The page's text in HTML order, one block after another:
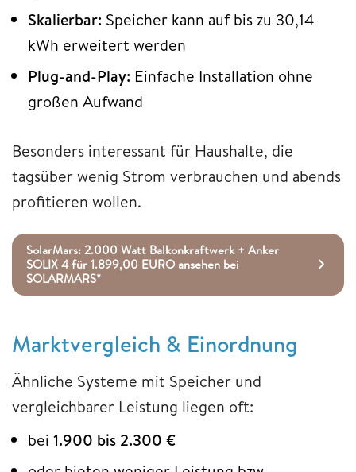
Skalierbar: Speicher kann auf bis zu 30,14
kWh erweitert werden
Plug-and-Play: Einfache Installation ohne
großen Aufwand
Besonders interessant für Haushalte, die
tagsüber wenig Strom verbrauchen und abends
profitieren wollen.
SolarMars: 2.000 Watt Balkonkraftwerk + Anker
SOLIX 4 für 1.899,00 EURO ansehen bei
SOLARMARS*
Marktvergleich & Einordnung
Ähnliche Systeme mit Speicher und
vergleichbarer Leistung liegen oft:
bei 1.900 bis 2.300 €